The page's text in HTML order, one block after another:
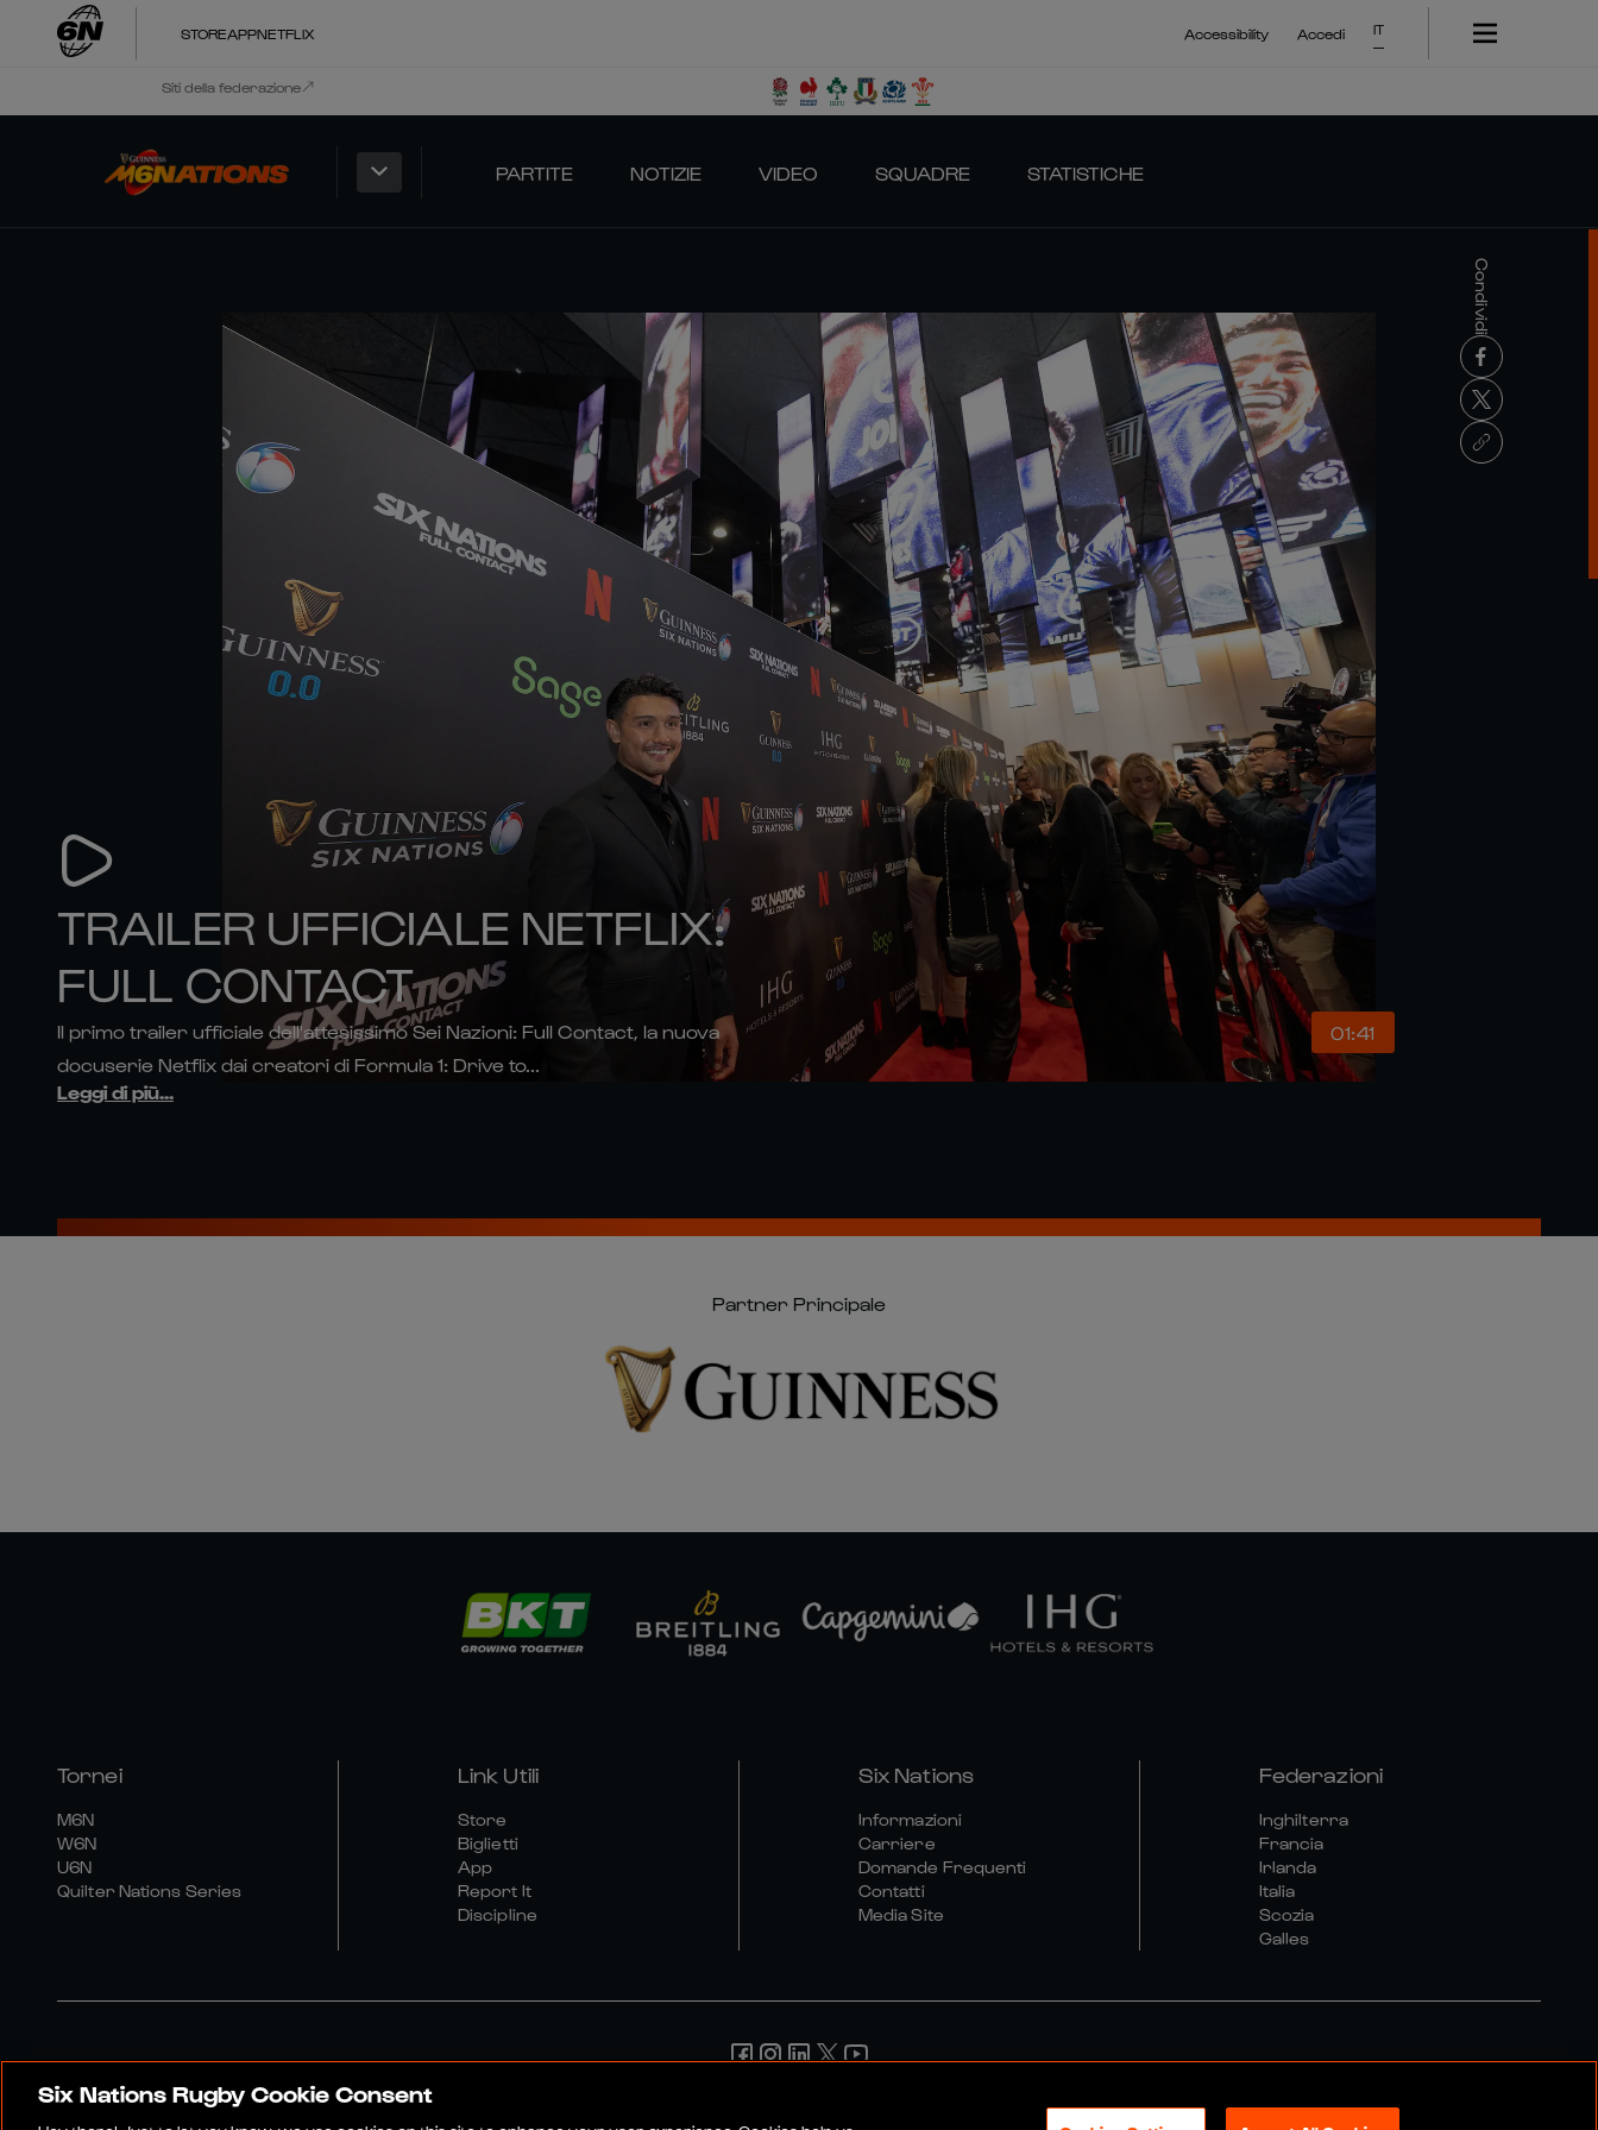
STOREAPPNETFLIX Accessibility Accedi IT
Siti della federazione
PARTITE NOTIZIE VIDEO SQUADRE STATISTICHE
01:41
TRAILER UFFICIALE NETFLIX:
FULL CONTACT
Il primo trailer ufficiale dell'attesissimo Sei Nazioni: Full Contact, la nuova
docuserie Netflix dai creatori di Formula 1: Drive to...
Leggi di più...
Condividi
Partner Principale
Tornei
M6N
W6N
U6N
Quilter Nations Series
Link Utili
Store
Biglietti
App
Report It
Discipline
Six Nations
Informazioni
Carriere
Domande Frequenti
Contatti
Media Site
Federazioni
Inghilterra
Francia
Irlanda
Italia
Scozia
Galles
Informativa Sui CookiePolitica Sociale E Digitale
Six Nations Rugby Cookie Consent